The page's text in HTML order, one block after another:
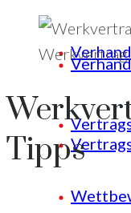
Werkvertrag,
Tipps